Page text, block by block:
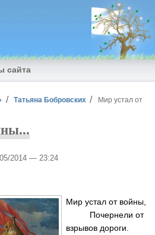
сайта
Татьяна Бобровских
Мир устал от
05/2014 — 23:24
Мир устал от войны,
Почернели от
взрывов дороги.